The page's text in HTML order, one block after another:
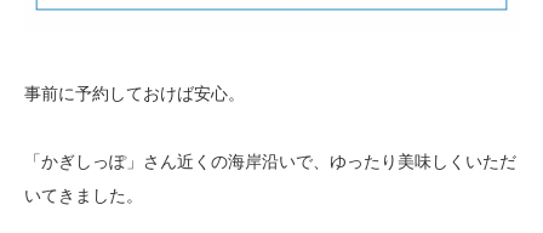
事前に予約しておけば安心。
「かぎしっぽ」さん近くの海岸沿いで、ゆったり美味しくいただ
いてきました。